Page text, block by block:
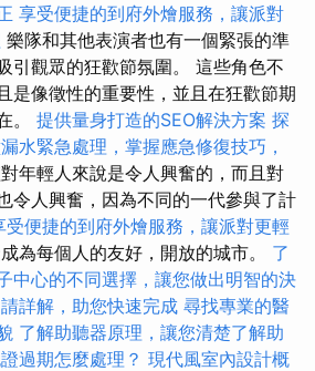
享受便捷的到府外燴服務，讓派對
樂隊和其他表演者也有一個緊張的準
引觀眾的狂歡節氛圍。 這些角色不
是像徵性的重要性，並且在狂歡節期
。 提供量身打造的SEO解決方案 探
水緊急處理，掌握應急修復技巧，
年輕人來說是令人興奮的，而且對
令人興奮，因為不同的一代參與了計
受便捷的到府外燴服務，讓派對更輕
為每個人的友好，開放的城市。 了
中心的不同選擇，讓您做出明智的決
詳解，助您快速完成 尋找專業的醫
了解助聽器原理，讓您清楚了解助
過期怎麼處理？ 現代風室內設計概